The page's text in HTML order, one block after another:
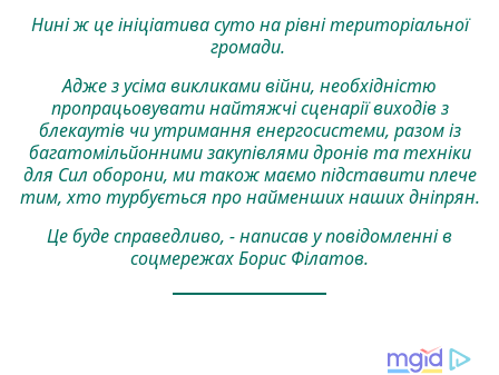
Нині ж це ініціатива суто на рівні територіальної
громади.
Адже з усіма викликами війни, необхідністю
пропрацьовувати найтяжчі сценарії виходів з
блекаутів чи утримання енергосистеми, разом із
багатомільйонними закупівлями дронів та техніки
для Сил оборони, ми також маємо підставити плече
тим, хто турбується про найменших наших дніпрян.
Це буде справедливо, - написав у повідомленні в
соцмережах Борис Філатов.